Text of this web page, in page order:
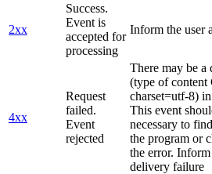
2xx
Success.
Event is
accepted for
processing
Inform the user
4xx
Request
failed.
Event
rejected
There may be a
(type of content
charset=utf-8)
This event
necessary to
the program or
the error.
delivery failure